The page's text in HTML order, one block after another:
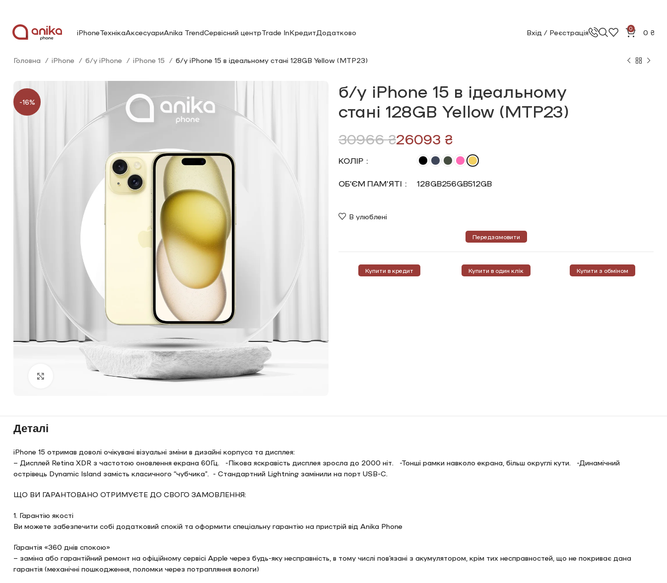
iPhoneТехнікаАксесуариAnika TrendСервісний центрTrade InКредитДодатково Вхід / Реєстрація 0 0 ₴
Головна iPhone б/у iPhone iPhone 15 б/у iPhone 15 в ідеальному стані 128GB Yellow (MTP23)
-16%
б/у iPhone 15 в ідеальному
стані 128GB Yellow (MTP23)
30966₴26093 ₴
КОЛІР
ОБ’ЄМ ПАМ’ЯТІ 128GB256GB512GB
В улюблені
Передзамовити
Купити в кредит Купити в один клік Купити з обміном
Деталі
iPhone 15 отримав доволі очікувані візуальні зміни в дизайні корпуса та дисплея:
– Дисплей Retina XDR з частотою оновлення екрана 60Гц. -Пікова яскравість дисплея зросла до 2000 ніт. -Тонші рамки навколо екрана, більш округлі кути. -Динамічний
острівець Dynamic Island замість класичного “чубчика”. - Стандартний Lightning замінили на порт USB-C.
ЩО ВИ ГАРАНТОВАНО ОТРИМУЄТЕ ДО СВОГО ЗАМОВЛЕННЯ:
1. Гарантію якості
Ви можете забезпечити собі додатковий спокій та оформити спеціальну гарантію на пристрій від Anika Phone
Гарантія «360 днів спокою»
– заміна або гарантійний ремонт на офіційному сервісі Apple через будь-яку несправність, в тому числі пов’язані з акумулятором, крім тих несправностей, що не покриває дана
гарантія (механічні пошкодження, поломки через потрапляння вологи)